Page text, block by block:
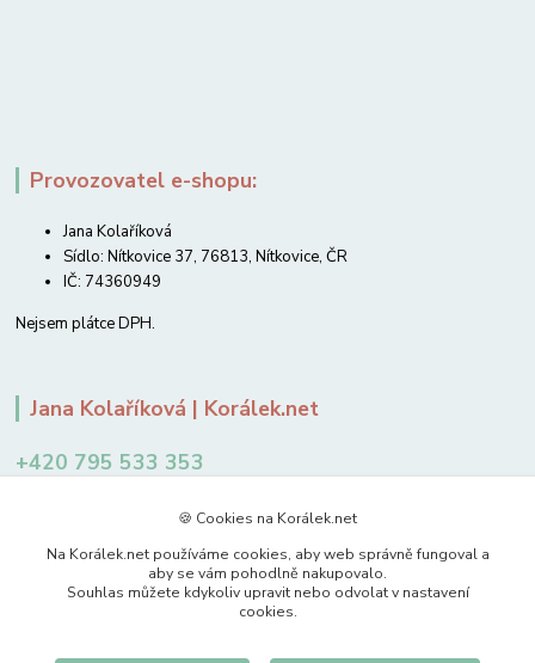
Provozovatel e-shopu:
Jana Kolaříková
Sídlo: Nítkovice 37, 76813, Nítkovice, ČR
IČ: 74360949
Nejsem plátce DPH.
Jana Kolaříková | Korálek.net
+420 795 533 353
🍪 Cookies na Korálek.net
Na Korálek.net používáme cookies, aby web správně fungoval a
aby se vám pohodlně nakupovalo.
Souhlas můžete kdykoliv upravit nebo odvolat v nastavení
cookies.